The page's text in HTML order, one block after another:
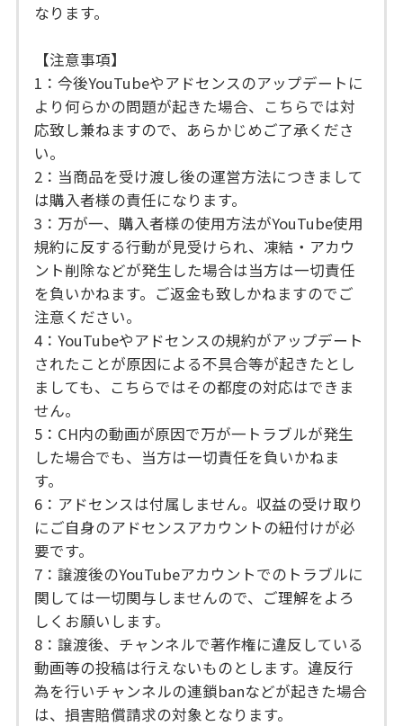
なります。
【注意事項】
1：今後YouTubeやアドセンスのアップデートに
より何らかの問題が起きた場合、こちらでは対
応致し兼ねますので、あらかじめご了承くださ
い。
2：当商品を受け渡し後の運営方法につきまして
は購入者様の責任になります。
3：万が一、購入者様の使用方法がYouTube使用
規約に反する行動が見受けられ、凍結・アカウ
ント削除などが発生した場合は当方は一切責任
を負いかねます。ご返金も致しかねますのでご
注意ください。
4：YouTubeやアドセンスの規約がアップデート
されたことが原因による不具合等が起きたとし
ましても、こちらではその都度の対応はできま
せん。
5：CH内の動画が原因で万が一トラブルが発生
した場合でも、当方は一切責任を負いかねま
す。
6：アドセンスは付属しません。収益の受け取り
にご自身のアドセンスアカウントの紐付けが必
要です。
7：譲渡後のYouTubeアカウントでのトラブルに
関しては一切関与しませんので、ご理解をよろ
しくお願いします。
8：譲渡後、チャンネルで著作権に違反している
動画等の投稿は行えないものとします。違反行
為を行いチャンネルの連鎖banなどが起きた場合
は、損害賠償請求の対象となります。